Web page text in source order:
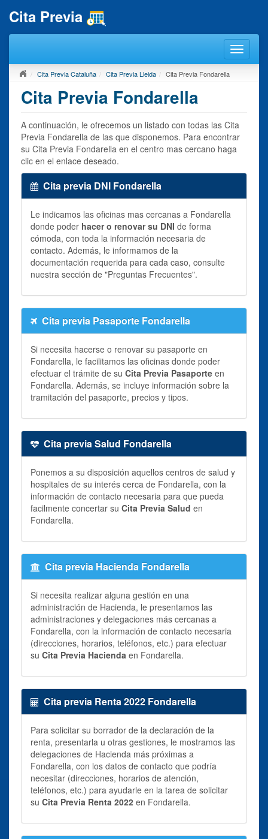
Cita Previa
Cita Previa Cataluña Cita Previa Lleida Cita Previa Fondarella
Cita Previa Fondarella
A continuación, le ofrecemos un listado con todas las Cita
Previa Fondarella de las que disponemos. Para encontrar
su Cita Previa Fondarella en el centro mas cercano haga
clic en el enlace deseado.
Cita previa DNI Fondarella
Le indicamos las oficinas mas cercanas a Fondarella
donde poder hacer o renovar su DNI de forma
cómoda, con toda la información necesaria de
contacto. Además, le informamos de la
documentación requerida para cada caso, consulte
nuestra sección de "Preguntas Frecuentes".
Cita previa Pasaporte Fondarella
Si necesita hacerse o renovar su pasaporte en
Fondarella, le facilitamos las oficinas donde poder
efectuar el trámite de su Cita Previa Pasaporte en
Fondarella. Además, se incluye información sobre la
tramitación del pasaporte, precios y tipos.
Cita previa Salud Fondarella
Ponemos a su disposición aquellos centros de salud y
hospitales de su interés cerca de Fondarella, con la
información de contacto necesaria para que pueda
facilmente concertar su Cita Previa Salud en
Fondarella.
Cita previa Hacienda Fondarella
Si necesita realizar alguna gestión en una
administración de Hacienda, le presentamos las
administraciones y delegaciones más cercanas a
Fondarella, con la información de contacto necesaria
(direcciones, horarios, teléfonos, etc.) para efectuar
su Cita Previa Hacienda en Fondarella.
Cita previa Renta 2022 Fondarella
Para solicitar su borrador de la declaración de la
renta, presentarla u otras gestiones, le mostramos las
delegaciones de Hacienda más próximas a
Fondarella, con los datos de contacto que podría
necesitar (direcciones, horarios de atención,
teléfonos, etc.) para ayudarle en la tarea de solicitar
su Cita Previa Renta 2022 en Fondarella.